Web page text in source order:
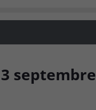
septembre